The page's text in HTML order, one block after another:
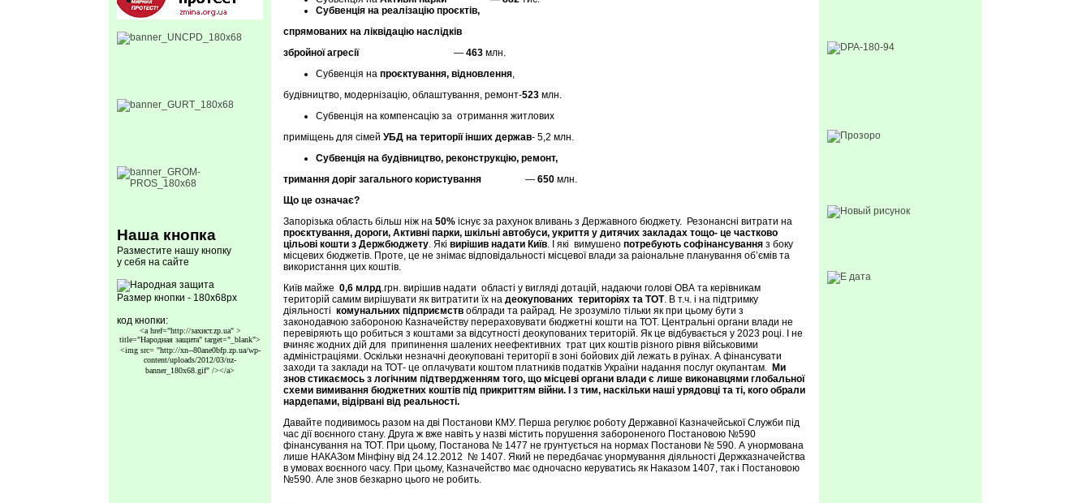
Наша кнопка
Разместите нашу кнопку
у себя на сайте
Размер кнопки - 180x68px
код кнопки:
<a href="http://захист.zp.ua" >
title="Народная защита" target="_blank">
<img src= "http://xn--80ane0bfp.zp.ua/wp-
content/uploads/2012/03/nz-
banner_180x68.gif" /></a>
Субвенція на реалізацію проєктів,
спрямованих на ліквідацію наслідків
збройної агресії—463млн.
Субвенція напроєктування, відновлення,
будівництво, модернізацію, облаштування, ремонт-523 млн.
Субвенція на компенсацію за отримання житлових
приміщень для сімейУБД на території інших держав- 5,2 млн.
Субвенція на будівництво, реконструкцію, ремонт,
тримання доріг загального користування —650 млн.
Що це означає?
Запорізька область більш ніж на50% існує за рахунок вливань з Державного бюджету. Резонансні витрати на
проєктування, дороги, Активні парки, шкільні автобуси, укриття у дитячих закладах тощо- це частково
цільові кошти з Держбюджету. Яківирішив надати Київ. І які вимушенопотребують софінансування з боку
місцевих бюджетів. Проте, це не знімає відповідальності місцевої влади за раіональне планування об’ємів та
використання цих коштів.
Київ майже0,6 млрд.грн. вирішив надати області у вигляді дотацій, надаючи голові ОВА та керівникам
територій самим вирішувати як витратити їх надеокупованих територіях та ТОТ. В т.ч. і на підтримку
діяльностікомунальних підприємств облради та райрад. Не зрозуміло тільки як при цьому бути з
законодавчою забороною Казначейству перераховувати бюджетні кошти на ТОТ. Центральні органи влади не
перевіряють що робиться з коштами за відсутності деокупованих територій. Як це відбувається у 2023 році. І не
вчиняє жодних дій для припинення шалених неефективних трат цих коштів різного рівня військовими
адміністраціями. Оскільки незначні деокуповані території в зоні бойових дій лежать в руїнах. А фінансувати
заходи та заклади на ТОТ- це оплачувати коштом платників податків України надання послуг окупантам. Ми
знов стикаємось з логічним підтвердженням того, що місцеві органи влади є лише виконавцями глобальної
схеми вимивання бюджетних коштів під прикриттям війни. І з тим, наскільки наші урядовці та ті, кого обрали
нардепами, відірвані від реальності.
Давайте подивимось разом на дві Постанови КМУ. Перша регулює роботу Державної Казначейської Служби під
час дії воєнного стану. Друга ж вже навіть у назві містить порушення забороненого Постановою №590
фінансування на ТОТ. При цьому, Постанова № 1477 не грунтується на нормах Постанови № 590. А унормована
лише НАКАЗом Мінфіну від 24.12.2012 № 1407. Який не передбачає унормування діяльності Держказначейства
в умовах воєнного часу. При цьому, Казначейство має одночасно керуватись як Наказом 1407, так і Постановою
№590. Але знов безкарно цього не робить.